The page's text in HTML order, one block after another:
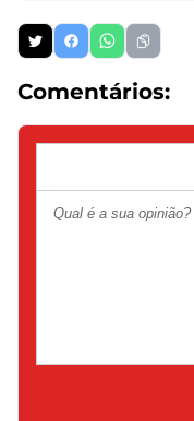
Comentários: